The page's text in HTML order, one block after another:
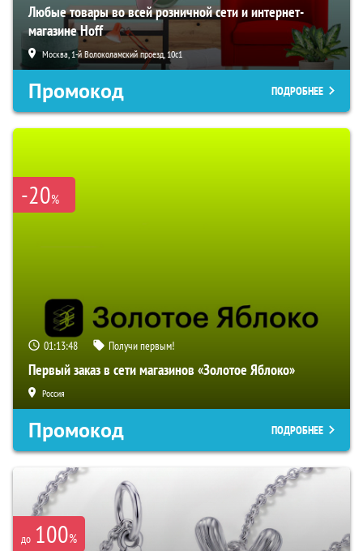
Любые товары во всей розничной сети и интернет-
магазине Hoff
Москва, 1-й Волоколамский проезд, 10с1
Промокод ПОДРОБНЕЕ
-20%
01:13:47 Получи первым!
Первый заказ в сети магазинов «Золотое Яблоко»
Россия
Промокод ПОДРОБНЕЕ
до 100%